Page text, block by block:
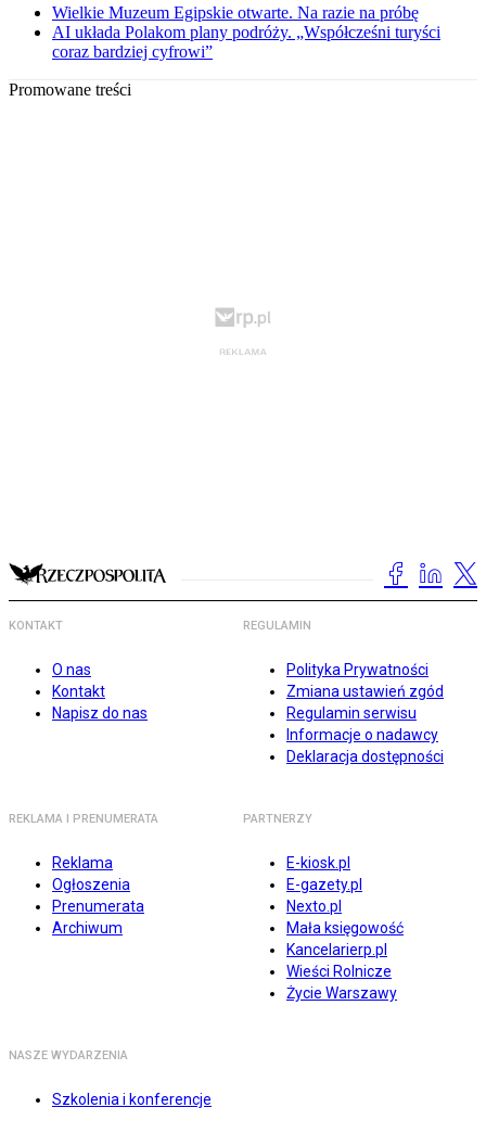
Wielkie Muzeum Egipskie otwarte. Na razie na próbę
AI układa Polakom plany podróży. „Współcześni turyści
coraz bardziej cyfrowi”
Promowane treści
KONTAKT
O nas
Kontakt
Napisz do nas
REGULAMIN
Polityka Prywatności
Zmiana ustawień zgód
Regulamin serwisu
Informacje o nadawcy
Deklaracja dostępności
REKLAMA I PRENUMERATA
Reklama
Ogłoszenia
Prenumerata
Archiwum
PARTNERZY
E-kiosk.pl
E-gazety.pl
Nexto.pl
Mała księgowość
Kancelarierp.pl
Wieści Rolnicze
Życie Warszawy
NASZE WYDARZENIA
Szkolenia i konferencje